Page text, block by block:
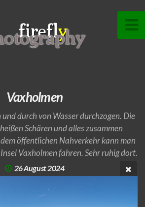
Vaxholmen
durch von Wasser durchzogen. Die
Schären und alles zusammen
öffentlichen Nahverkehr kann man
Vaxholmen fahren. Sehr ruhig dort.
26 August 2024